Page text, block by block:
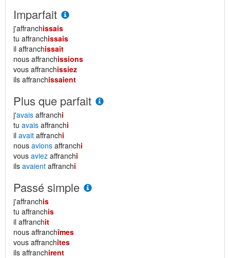
Imparfait
j'affranchissais
tu affranchissais
il affranchissait
nous affranchissions
vous affranchissiez
ils affranchissaient
Plus que parfait
j'avais affranchi
tu avais affranchi
il avait affranchi
nous avions affranchi
vous aviez affranchi
ils avaient affranchi
Passé simple
j'affranchis
tu affranchis
il affranchit
nous affranchîmes
vous affranchîtes
ils affranchirent